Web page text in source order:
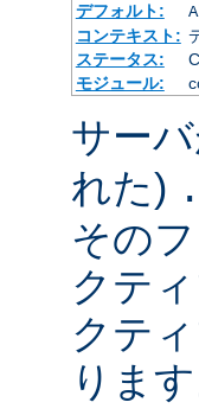
デフォルト:
コンテキスト:
ステータス:
モジュール:
サー
れた)
その
クテ
クテ
ります